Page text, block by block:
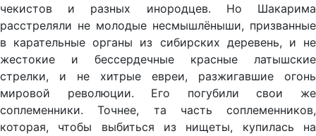
чекистов и разных инородцев. Но Шакарима
расстреляли не молодые несмышлёныши, призванные
в карательные органы из сибирских деревень, и не
жестокие и бессердечные красные латышские
стрелки, и не хитрые евреи, разжигавшие огонь
мировой революции. Его погубили свои же
соплеменники. Точнее, та часть соплеменников,
которая, чтобы выбиться из нищеты, купилась на